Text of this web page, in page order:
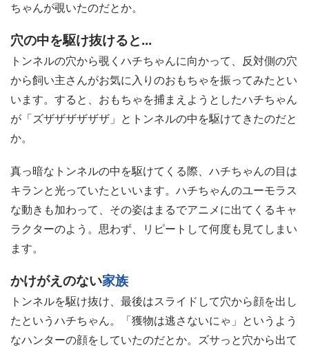
ちゃんが覗いたのだとか。
穴の中を駆け抜けると...
トンネルの穴から覗くハチちゃんに向かって、反対側の穴
から飼い主さんがお気に入りのおもちゃを振ってみたとい
います。すると、おもちゃを捕まえようとしたハチちゃん
が「ズザザザザザザ」とトンネルの中を駆けてきたのだと
か。
真っ暗なトンネルの中を駆けてくる際、ハチちゃんの目は
キランと光っていたといいます。ハチちゃんのユーモラス
な動きも加わって、その姿はまるでアニメに出てくるキャ
ラクターのよう。思わず、リピートして何度も見てしまい
ます。
かけがえのない家族
トンネルを駆け抜け、最後はスライドして穴から顔を出し
たというハチちゃん。「獲物は逃さないにゃ」というよう
なハンターの顔をしていたのだとか。ズサっと穴から出て